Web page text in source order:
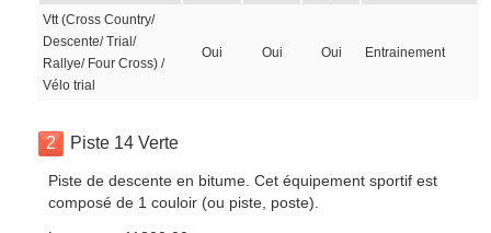
Vtt (Cross Country/
Descente/ Trial/
Rallye/ Four Cross) /
Vélo trial
Oui Oui Oui Entrainement
2 Piste 14 Verte
Piste de descente en bitume. Cet équipement sportif est
composé de 1 couloir (ou piste, poste).